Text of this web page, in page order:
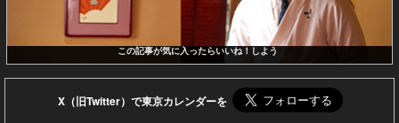
この記事が気に入ったらいいね！しよう
X（旧Twitter）で東京カレンダーを